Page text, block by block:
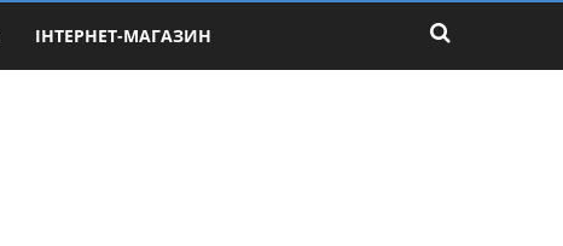
ІНТЕРНЕТ-МАГАЗИН